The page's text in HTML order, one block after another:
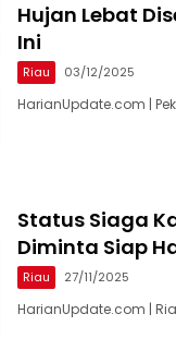
Hujan Lebat
Ini
Riau 03/12/2025
HarianUpdate.com |
Status Siaga
Diminta Siap
Riau 27/11/2025
HarianUpdate.com |